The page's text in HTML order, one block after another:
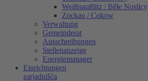
Weißnaußlitz / Běłe Noslicy
Zockau / Cokow
Verwaltung
Gemeinderat
Ausschreibungen
Stellenanzeige
Energiemanager
Einrichtungen
zarjadnišća